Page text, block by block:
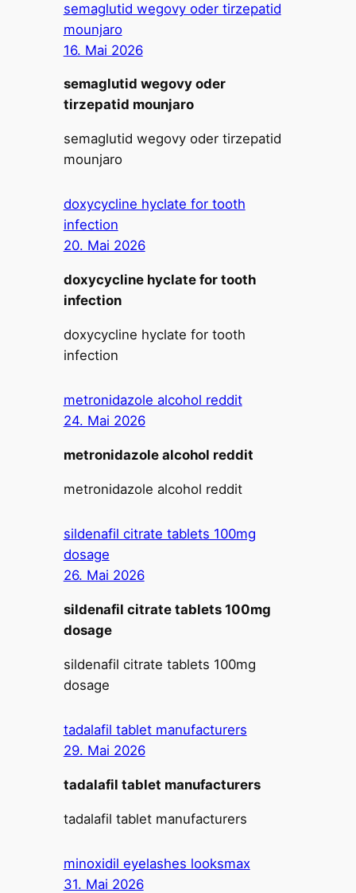
semaglutid wegovy oder tirzepatid
mounjaro
16. Mai 2026
semaglutid wegovy oder
tirzepatid mounjaro
semaglutid wegovy oder tirzepatid
mounjaro
doxycycline hyclate for tooth
infection
20. Mai 2026
doxycycline hyclate for tooth
infection
doxycycline hyclate for tooth
infection
metronidazole alcohol reddit
24. Mai 2026
metronidazole alcohol reddit
metronidazole alcohol reddit
sildenafil citrate tablets 100mg
dosage
26. Mai 2026
sildenafil citrate tablets 100mg
dosage
sildenafil citrate tablets 100mg
dosage
tadalafil tablet manufacturers
29. Mai 2026
tadalafil tablet manufacturers
tadalafil tablet manufacturers
minoxidil eyelashes looksmax
31. Mai 2026